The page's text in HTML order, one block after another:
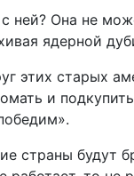
Она не
ядерной
этих
и
страны